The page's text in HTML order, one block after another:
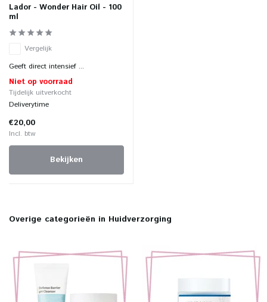
Lador - Wonder Hair Oil - 100
ml
Vergelijk
Geeft direct intensief ...
Niet op voorraad
Tijdelijk uitverkocht
Deliverytime
€20,00
Incl. btw
Bekijken
Overige categorieën in Huidverzorging